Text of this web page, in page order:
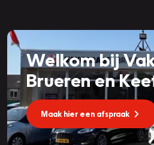
Welkom bij
Brueren en
Maak hier een afspraak